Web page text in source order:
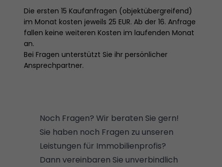
Die ersten 15 Kaufanfragen (objektübergreifend)
im Monat kosten jeweils 25 EUR. Ab der 16. Anfrage
fallen keine weiteren Kosten im laufenden Monat
an.
Bei Fragen unterstützt Sie ihr persönlicher
Ansprechpartner.
Noch Fragen? Wir beraten Sie gern!
Sie haben noch Fragen zu unseren
Leistungen für Immobilienprofis?
Dann vereinbaren Sie unverbindlich